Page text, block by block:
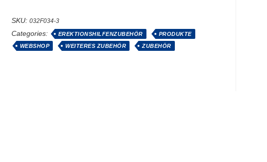
Menge
SKU: 032F034-3
Categories: EREKTIONSHILFENZUBEHÖR
PRODUKTE
WEBSHOP
WEITERES ZUBEHÖR ZUBEHÖR